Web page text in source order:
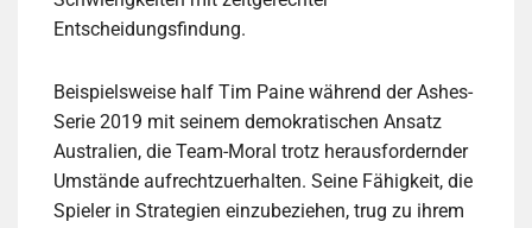
Entscheidungsfindung.
Beispielsweise half Tim Paine während der Ashes-
Serie 2019 mit seinem demokratischen Ansatz
Australien, die Team-Moral trotz herausfordernder
Umstände aufrechtzuerhalten. Seine Fähigkeit, die
Spieler in Strategien einzubeziehen, trug zu ihrem